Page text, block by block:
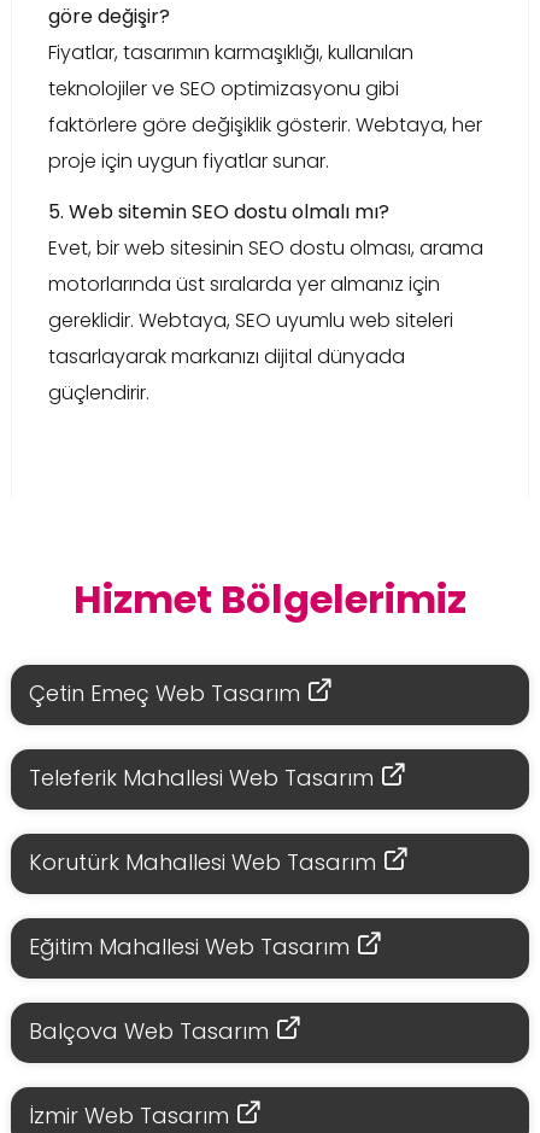
göre değişir?
Fiyatlar, tasarımın karmaşıklığı, kullanılan
teknolojiler ve SEO optimizasyonu gibi
faktörlere göre değişiklik gösterir. Webtaya, her
proje için uygun fiyatlar sunar.
5. Web sitemin SEO dostu olmalı mı?
Evet, bir web sitesinin SEO dostu olması, arama
motorlarında üst sıralarda yer almanız için
gereklidir. Webtaya, SEO uyumlu web siteleri
tasarlayarak markanızı dijital dünyada
güçlendirir.
Hizmet Bölgelerimiz
Çetin Emeç Web Tasarım
Teleferik Mahallesi Web Tasarım
Korutürk Mahallesi Web Tasarım
Eğitim Mahallesi Web Tasarım
Balçova Web Tasarım
İzmir Web Tasarım